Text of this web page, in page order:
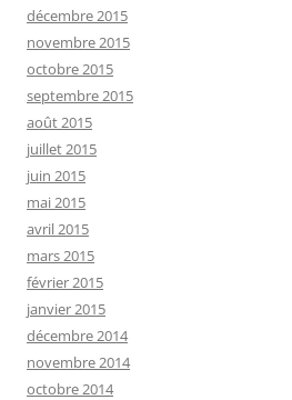
décembre 2015
novembre 2015
octobre 2015
septembre 2015
août 2015
juillet 2015
juin 2015
mai 2015
avril 2015
mars 2015
février 2015
janvier 2015
décembre 2014
novembre 2014
octobre 2014